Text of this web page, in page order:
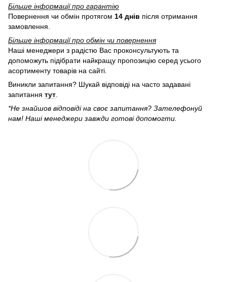
Більше інформації про гарантію
Повернення чи обмін протягом 14 днів після отримання
замовлення.
Більше інформації про обмін чи повернення
Наші менеджери з радістю Вас проконсультують та
допоможуть підібрати найкращу пропозицію серед усього
асортименту товарів на сайті.
Виникли запитання? Шукай відповіді на часто задавані
запитання тут
*Не знайшов відповіді на своє запитання? Зателефонуй
нам! Наші менеджери завжди готові допомогти.